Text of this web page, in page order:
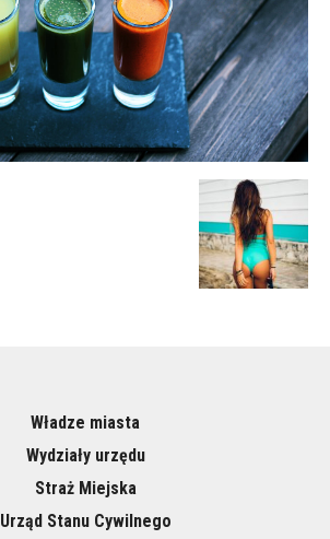
Władze miasta
Wydziały urzędu
Straż Miejska
Urząd Stanu Cywilnego